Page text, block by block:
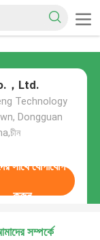
，Ltd.
Technology
Dongguan
সাথে যোগাযোগ
করুন
সম্পর্কে